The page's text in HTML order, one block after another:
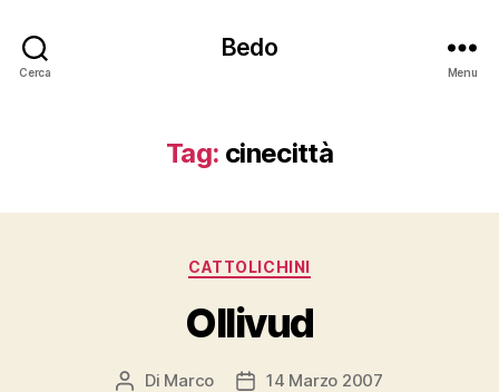
Cerca
Bedo
Menu
Tag: cinecittà
Categorie
CATTOLICHINI
Ollivud
Autore
Di Marco
Data14 Marzo 2007